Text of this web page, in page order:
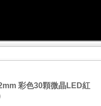
彩色30顆微晶LED紅